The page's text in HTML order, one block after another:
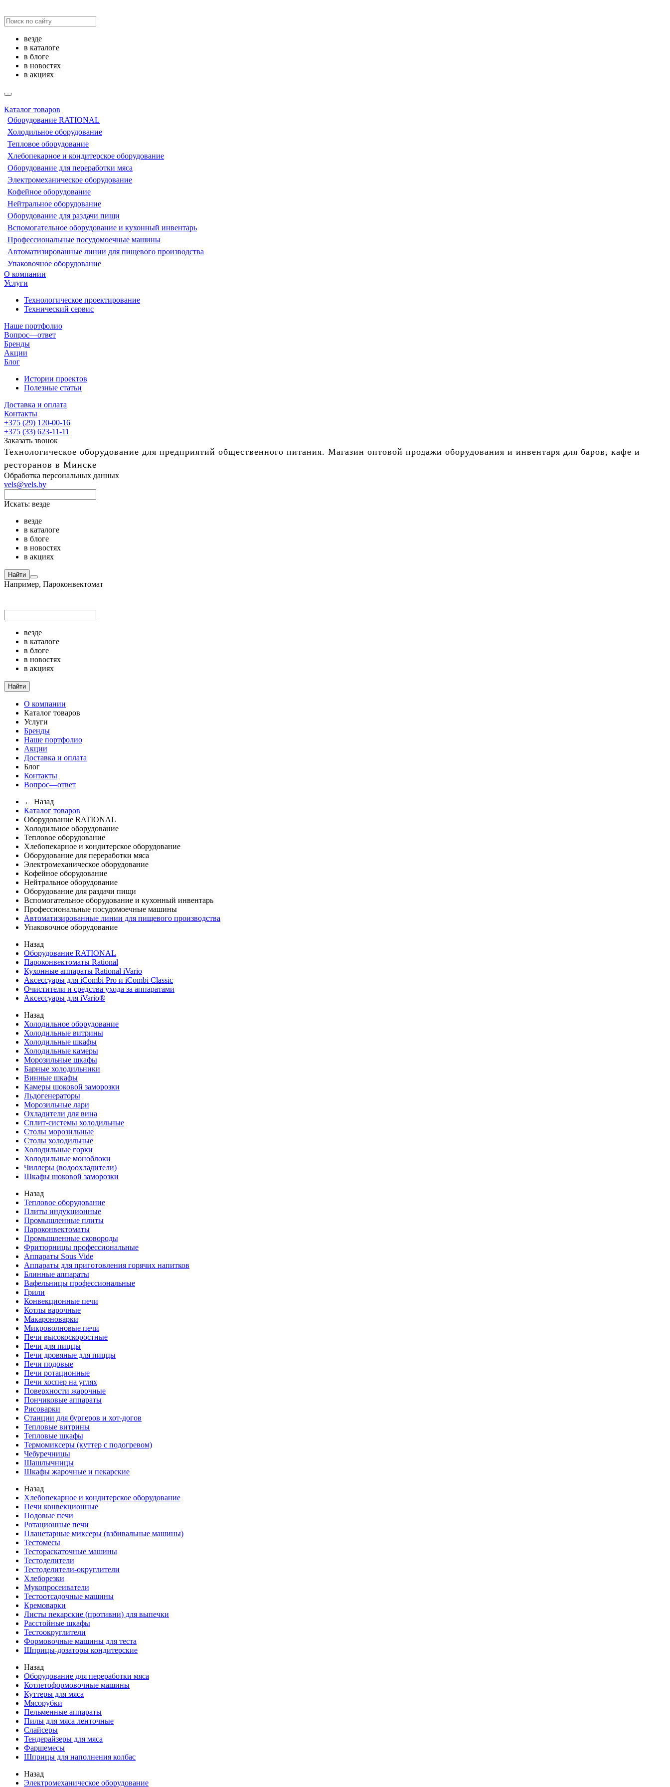
везде
в каталоге
в блоге
в новостях
в акциях
Каталог товаров
Оборудование RATIONAL
Холодильное оборудование
Тепловое оборудование
Хлебопекарное и кондитерское оборудование
Оборудование для переработки мяса
Электромеханическое оборудование
Кофейное оборудование
Нейтральное оборудование
Оборудование для раздачи пищи
Вспомогательное оборудование и кухонный инвентарь
Профессиональные посудомоечные машины
Автоматизированные линии для пищевого производства
Упаковочное оборудование
О компании
Услуги
Технологическое проектирование
Технический сервис
Наше портфолио
Вопрос—ответ
Бренды
Акции
Блог
Истории проектов
Полезные статьи
Доставка и оплата
Контакты
+375 (29) 120-00-16
+375 (33) 623-11-11
Заказать звонок
Технологическое оборудование для предприятий общественного питания. Магазин оптовой продажи оборудования и инвентаря для баров, кафе и
ресторанов в Минске
Обработка персональных данных
vels@vels.by
Искать: везде
везде
в каталоге
в блоге
в новостях
в акциях
Найти
Например, Пароконвектомат
везде
в каталоге
в блоге
в новостях
в акциях
Найти
О компании
Каталог товаров
Услуги
Бренды
Наше портфолио
Акции
Доставка и оплата
Блог
Контакты
Вопрос—ответ
← Назад
Каталог товаров
Оборудование RATIONAL
Холодильное оборудование
Тепловое оборудование
Хлебопекарное и кондитерское оборудование
Оборудование для переработки мяса
Электромеханическое оборудование
Кофейное оборудование
Нейтральное оборудование
Оборудование для раздачи пищи
Вспомогательное оборудование и кухонный инвентарь
Профессиональные посудомоечные машины
Автоматизированные линии для пищевого производства
Упаковочное оборудование
Назад
Оборудование RATIONAL
Пароконвектоматы Rational
Кухонные аппараты Rational iVario
Аксессуары для iCombi Pro и iCombi Classic
Очистители и средства ухода за аппаратами
Аксессуары для iVario®
Назад
Холодильное оборудование
Холодильные витрины
Холодильные шкафы
Холодильные камеры
Морозильные шкафы
Барные холодильники
Винные шкафы
Камеры шоковой заморозки
Льдогенераторы
Морозильные лари
Охладители для вина
Сплит-системы холодильные
Столы морозильные
Столы холодильные
Холодильные горки
Холодильные моноблоки
Чиллеры (водоохладители)
Шкафы шоковой заморозки
Назад
Тепловое оборудование
Плиты индукционные
Промышленные плиты
Пароконвектоматы
Промышленные сковороды
Фритюрницы профессиональные
Аппараты Sous Vide
Аппараты для приготовления горячих напитков
Блинные аппараты
Вафельницы профессиональные
Грили
Конвекционные печи
Котлы варочные
Макароноварки
Микроволновые печи
Печи высокоскоростные
Печи для пиццы
Печи дровяные для пиццы
Печи подовые
Печи ротационные
Печи хоспер на углях
Поверхности жарочные
Пончиковые аппараты
Рисоварки
Станции для бургеров и хот-догов
Тепловые витрины
Тепловые шкафы
Термомиксеры (куттер с подогревом)
Чебуречницы
Шашлычницы
Шкафы жарочные и пекарские
Назад
Хлебопекарное и кондитерское оборудование
Печи конвекционные
Подовые печи
Ротационные печи
Планетарные миксеры (взбивальные машины)
Тестомесы
Тестораскаточные машины
Тестоделители
Тестоделители-округлители
Хлеборезки
Мукопросеиватели
Тестоотсадочные машины
Кремоварки
Листы пекарские (противни) для выпечки
Расстойные шкафы
Тестоокруглители
Формовочные машины для теста
Шприцы-дозаторы кондитерские
Назад
Оборудование для переработки мяса
Котлетоформовочные машины
Куттеры для мяса
Мясорубки
Пельменные аппараты
Пилы для мяса ленточные
Слайсеры
Тендерайзеры для мяса
Фаршемесы
Шприцы для наполнения колбас
Назад
Электромеханическое оборудование